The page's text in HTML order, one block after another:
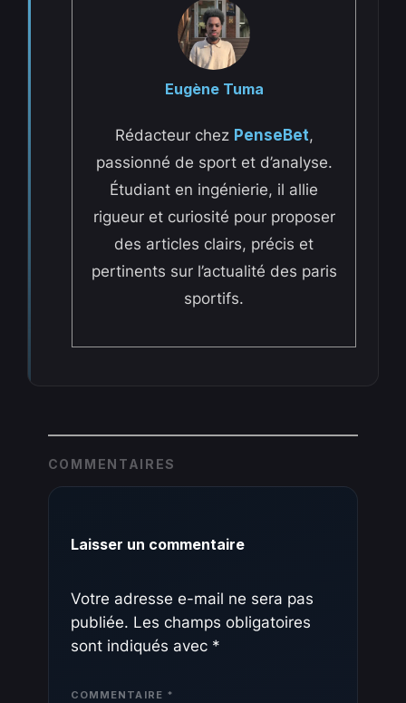
Eugène Tuma
Rédacteur chez PenseBet,
passionné de sport et d’analyse.
Étudiant en ingénierie, il allie
rigueur et curiosité pour proposer
des articles clairs, précis et
pertinents sur l’actualité des paris
sportifs.
COMMENTAIRES
Laisser un commentaire
Votre adresse e-mail ne sera pas
publiée. Les champs obligatoires
sont indiqués avec *
COMMENTAIRE *